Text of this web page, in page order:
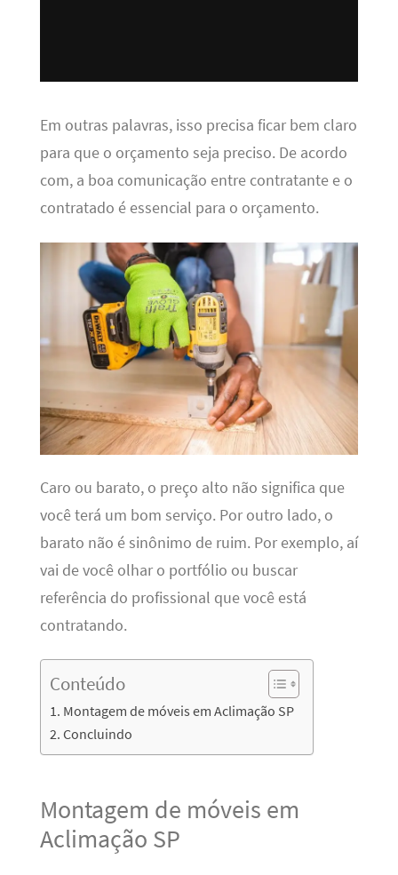
Em outras palavras, isso precisa ficar bem claro
para que o orçamento seja preciso. De acordo
com, a boa comunicação entre contratante e o
contratado é essencial para o orçamento.
Caro ou barato, o preço alto não significa que
você terá um bom serviço. Por outro lado, o
barato não é sinônimo de ruim. Por exemplo, aí
vai de você olhar o portfólio ou buscar
referência do profissional que você está
contratando.
Conteúdo
Montagem de móveis em Aclimação SP
Concluindo
Montagem de móveis em
Aclimação SP